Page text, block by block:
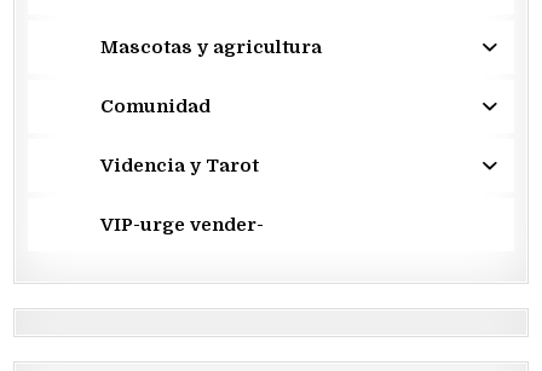
Mascotas y agricultura
Comunidad
Videncia y Tarot
VIP-urge vender-